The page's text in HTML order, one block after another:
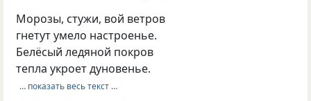
Морозы, стужи, вой ветров
гнетут умело настроенье.
Белёсый ледяной покров
тепла укроет дуновенье.
… показать весь текст …